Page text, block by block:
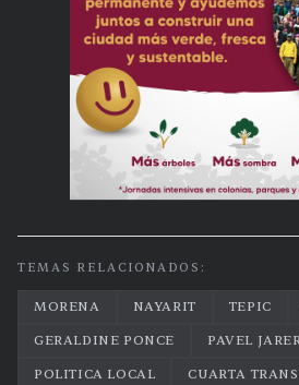
TEMAS RELACIONADOS:
MORENA NAYARIT TEPIC
GERALDINE PONCE
PAVEL
POLITICA LOCAL
CUARTA